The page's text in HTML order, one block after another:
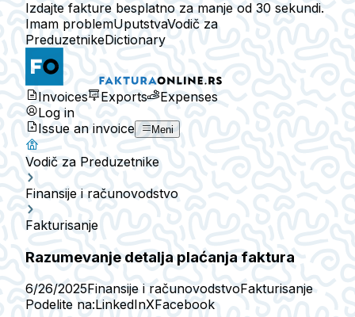
Izdajte fakture besplatno za manje od 30 sekundi.
Imam problemUputstvaVodič za
PreduzetnikeDictionary
Invoices Exports
Expenses
Log in
Issue an invoice
Meni
Vodič za Preduzetnike
Finansije i računovodstvo
Fakturisanje
Razumevanje detalja plaćanja faktura
6/26/2025Finansije i računovodstvoFakturisanje
Podelite na:LinkedInXFacebook